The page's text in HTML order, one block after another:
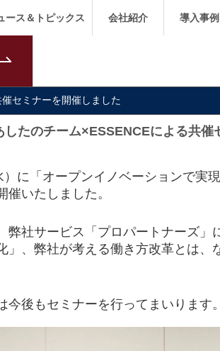
ース＆トピックス 会社紹介 導入事例
セミナーを開催しました
したのチーム×ESSENCEによる共催
）に「オープンイノベーションで実
催いたしました。
弊社サービス「プロパートナーズ」
」、弊社が考える働き方改革とは、
今後もセミナーを行ってまいります